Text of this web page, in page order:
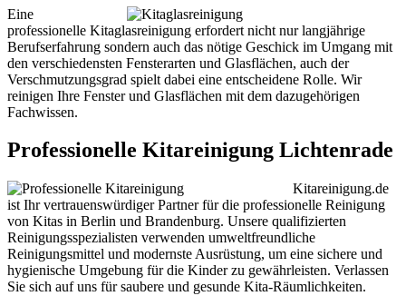
Eine
professionelle Kitaglasreinigung erfordert nicht nur langjährige
Berufserfahrung sondern auch das nötige Geschick im Umgang mit
den verschiedensten Fensterarten und Glasflächen, auch der
Verschmutzungsgrad spielt dabei eine entscheidene Rolle. Wir
reinigen Ihre Fenster und Glasflächen mit dem dazugehörigen
Fachwissen.
Professionelle Kitareinigung Lichtenrade
Kitareinigung.de
ist Ihr vertrauenswürdiger Partner für die professionelle Reinigung
von Kitas in Berlin und Brandenburg. Unsere qualifizierten
Reinigungsspezialisten verwenden umweltfreundliche
Reinigungsmittel und modernste Ausrüstung, um eine sichere und
hygienische Umgebung für die Kinder zu gewährleisten. Verlassen
Sie sich auf uns für saubere und gesunde Kita-Räumlichkeiten.